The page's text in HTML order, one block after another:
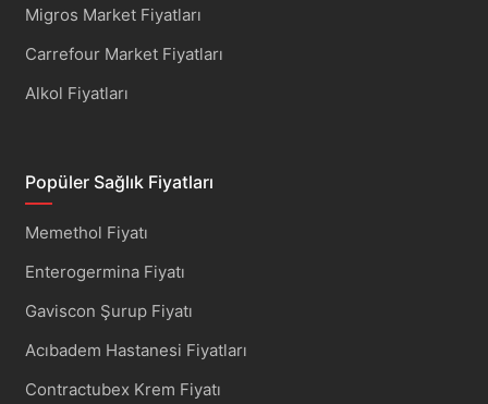
Migros Market Fiyatları
Carrefour Market Fiyatları
Alkol Fiyatları
Popüler Sağlık Fiyatları
Memethol Fiyatı
Enterogermina Fiyatı
Gaviscon Şurup Fiyatı
Acıbadem Hastanesi Fiyatları
Contractubex Krem Fiyatı